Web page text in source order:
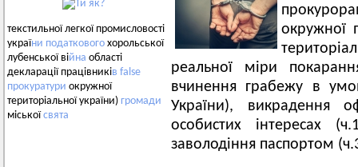
текстильної легкої промисловості
україни податкового хорольської
лубенської війна області
декларації працівників false
прокуратури окружної
територіальної україни) громади
міськоїсвята
окружної
реальної міри
вчинення грабежу в
України), викрадення
особистих інтересах
заволодіння паспортом